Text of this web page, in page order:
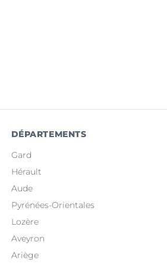
DÉPARTEMENTS
Gard
Hérault
Aude
Pyrénées-Orientales
Lozère
Aveyron
Ariège